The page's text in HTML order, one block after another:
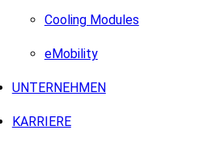
Cooling Modules
eMobility
UNTERNEHMEN
KARRIERE